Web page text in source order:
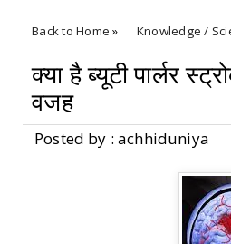
Back to Home » Knowledge /
क्या है ब्यूटी पार्लर
वजह
Posted by : achhiduniya